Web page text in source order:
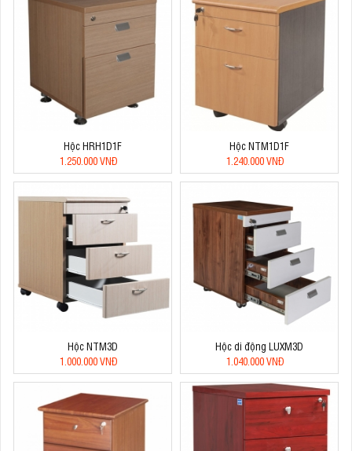
Hộc HRH1D1F
1.250.000 VNĐ
Hộc NTM1D1F
1.240.000 VNĐ
Hộc NTM3D
1.000.000 VNĐ
Hộc di động LUXM3D
1.040.000 VNĐ